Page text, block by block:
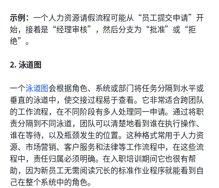
示例： 一个人力资源请假流程可能从“员工提交申请”开
始，接着是“经理审核”，然后分支为“批准”或“拒
绝”。
2. 泳道图
一个泳道图会根据角色、系统或部门将任务分隔到水平或
垂直的泳道中，使交接过程易于查看。它非常适合跨团队
的工作流程，在不同阶段有多人处理同一申请。通过将职
责分隔到不同泳道，团队可以清楚地看到谁在执行操作、
谁在等待，以及瓶颈发生的位置。这种格式常用于人力资
源、市场营销、客户服务和法律等工作流程中，在这些流
程中，责任归属必须明确。在入职培训期间它也很有帮
助，因为新员工无需阅读冗长的标准作业程序就能看到自
己在整个系统中的角色。